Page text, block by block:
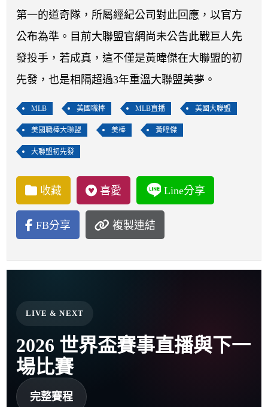
第一的道奇隊，所屬經紀公司對此回應，以官方
公布為準。目前大聯盟官網尚未公告此戰巨人先
發投手，若成真，這不僅是黃暐傑在大聯盟的初
先發，也是相隔超過3年重溫大聯盟美夢。
MLB 美國職棒 MLB直播 美國大聯盟
美國職棒大聯盟 美棒 黃暐傑
大聯盟初先發
收藏 喜愛 Line分享
FB分享 複製連結
LIVE & NEXT
2026 世界盃賽事直播與下一
場比賽
完整賽程